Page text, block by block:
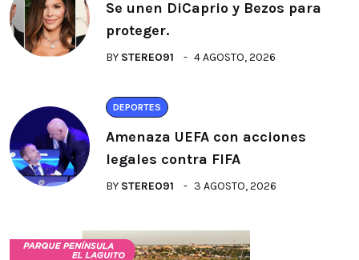
Se unen DiCaprio y Bezos para
proteger.
BY STEREO91 4 AGOSTO, 2026
DEPORTES
Amenaza UEFA con acciones
legales contra FIFA
BY STEREO91 3 AGOSTO, 2026